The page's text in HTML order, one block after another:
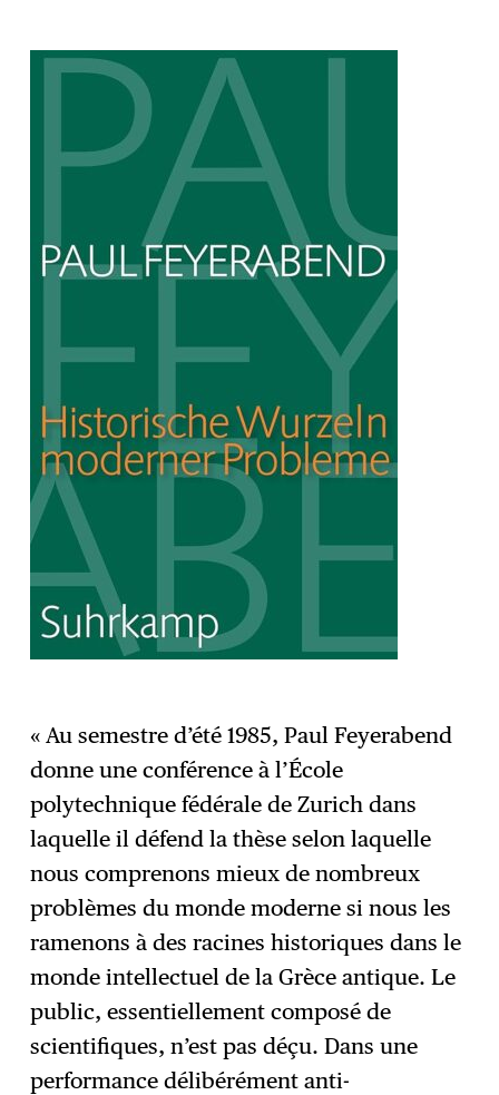
« Au semestre d’été 1985, Paul Feyerabend
donne une conférence à l’École
polytechnique fédérale de Zurich dans
laquelle il défend la thèse selon laquelle
nous comprenons mieux de nombreux
problèmes du monde moderne si nous les
ramenons à des racines historiques dans le
monde intellectuel de la Grèce antique. Le
public, essentiellement composé de
scientifiques, n’est pas déçu. Dans une
performance délibérément anti-